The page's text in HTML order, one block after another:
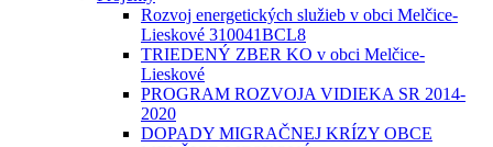
Rozvoj energetických služieb v obci Melčice-
Lieskové 310041BCL8
TRIEDENÝ ZBER KO v obci Melčice-
Lieskové
PROGRAM ROZVOJA VIDIEKA SR 2014-
2020
DOPADY MIGRAČNEJ KRÍZY OBCE